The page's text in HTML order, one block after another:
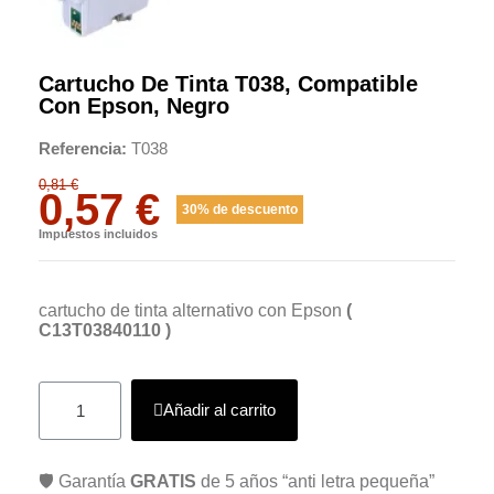
Cartucho De Tinta T038, Compatible
Con Epson, Negro
Referencia T038
0,81 €
0,57 € 30% de descuento
Impuestos incluidos
cartucho de tinta alternativo con Epson (
C13T03840110 )
Añadir al carrito
🛡️ Garantía GRATIS de 5 años “anti letra pequeña”